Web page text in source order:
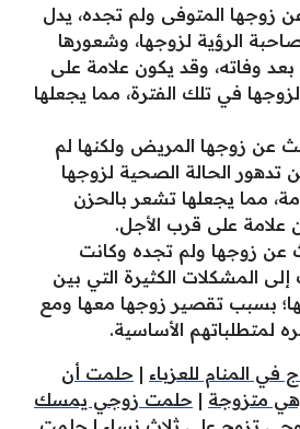
زوجها المتوفى ولم تجده، يدل
الرؤية لزوجها، وشعورها
بعد وفاته، وقد يكون علامة على
في تلك الفترة، مما يجعلها
عن زوجها المريض ولكنها لم
تدهور الحالة الصحية لزوجها
مما يجعلها تشعر بالحزن
علامة على قرب الأجل.
عن زوجها ولم تجده وكانت
المشكلات الكثيرة التي بين
بسبب تقصير زوجها معها ومع
لمتطلباتهم الأساسية.
في المنام للعزباء | حلمت أن
متزوجة | حلمت زوجي يمسك